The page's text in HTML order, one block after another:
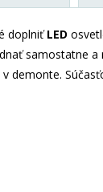
doplniťLED
samostatne a
demonte.